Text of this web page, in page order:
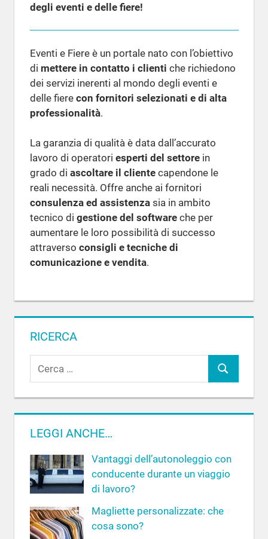
degli eventi e delle fiere!
Eventi e Fiere è un portale nato con l’obiettivo
di mettere in contatto i clienti che richiedono
dei servizi inerenti al mondo degli eventi e
delle fierecon fornitori selezionati e di alta
professionalità.
La garanzia di qualità è data dall’accurato
lavoro di operatori esperti del settorein
grado di ascoltare il clientecapendone le
reali necessità. Offre anche ai fornitori
consulenza ed assistenzasia in ambito
tecnico di gestione del softwareche per
aumentare le loro possibilità di successo
attraverso consigli e tecniche di
comunicazione e vendita.
RICERCA
c
p
e
r
:
r
LEGGI ANCHE…
Vantaggi dell’autonoleggio con
conducente durante un viaggio
di lavoro?
Magliette personalizzate: che
cosa sono?